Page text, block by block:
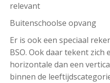
relevant
Buitenschoolse opvang
Er is ook een speciaal
BSO. Ook daar tekent
horizontale dan een
binnen de